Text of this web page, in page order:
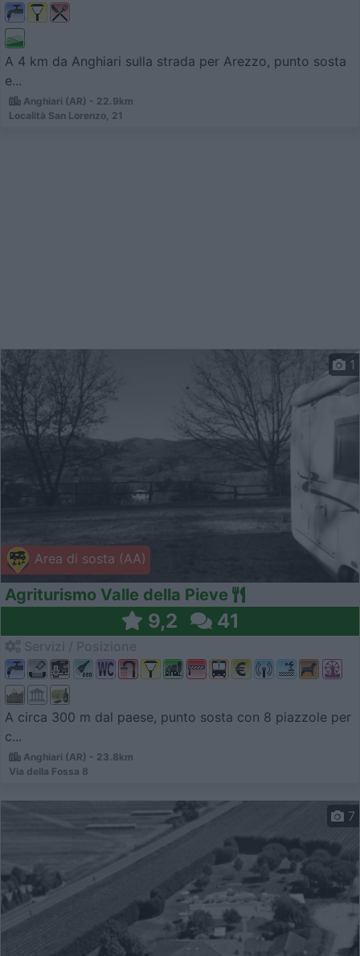
A 4 km da Anghiari sulla strada per Arezzo, punto sosta
e...
Anghiari (AR) - 22.9km
Località San Lorenzo, 21
Area di sosta (AA)
1
Agriturismo Valle della Pieve
9,2 41
A circa 300 m dal paese, punto sosta con 8 piazzole per
c...
Anghiari (AR) - 23.8km
Via della Fossa 8
7